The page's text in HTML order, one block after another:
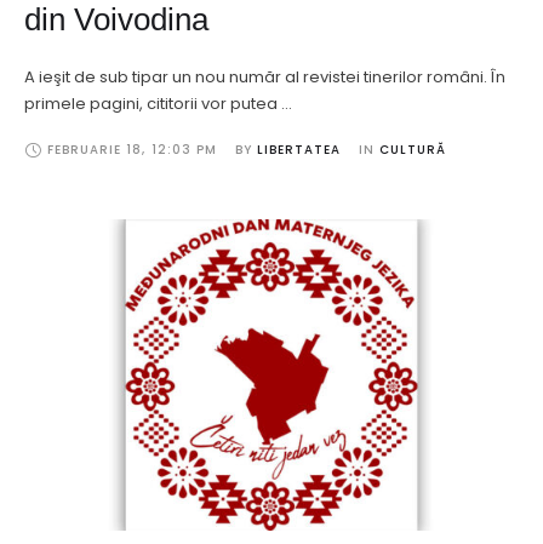
din Voivodina
A ieşit de sub tipar un nou număr al revistei tinerilor români. În
primele pagini, cititorii vor putea …
FEBRUARIE 18, 12:03 PM BY LIBERTATEA IN CULTURĂ